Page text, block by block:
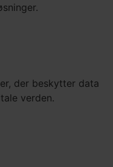
der beskytter data
verden.